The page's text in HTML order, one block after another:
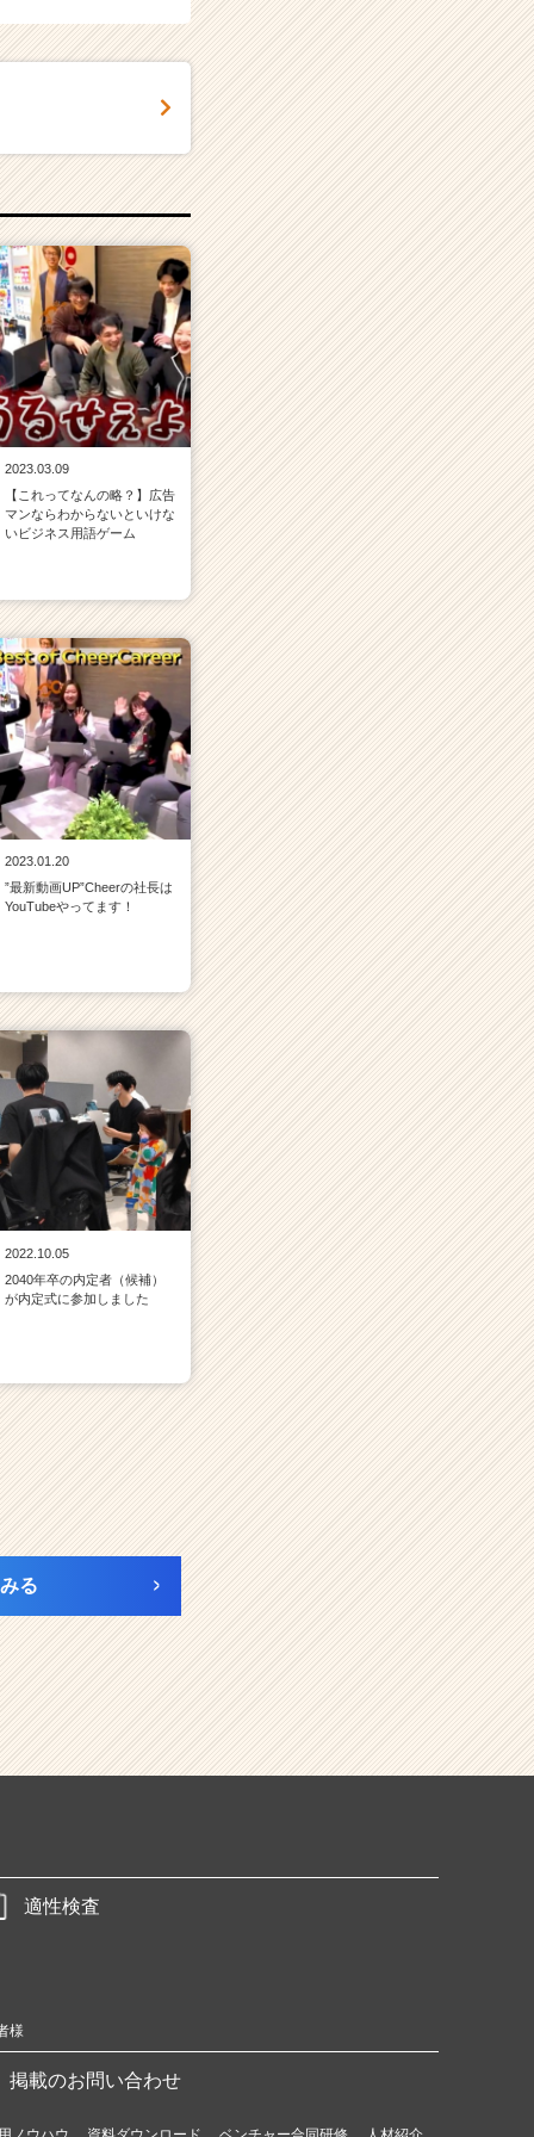
2023.03.09
【これってなんの略？】広告
マンならわからないといけな
いビジネス用語ゲーム
2023.01.20
”最新動画UP”Cheerの社長は
YouTubeやってます！
2022.10.05
2040年卒の内定者（候補）
が内定式に参加しました
る
適性検査
様
掲載のお問い合わせ